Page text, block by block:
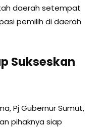
daerah setempat
pemilih di daerah
Sukseskan
Pj Gubernur Sumut,
pihaknya siap